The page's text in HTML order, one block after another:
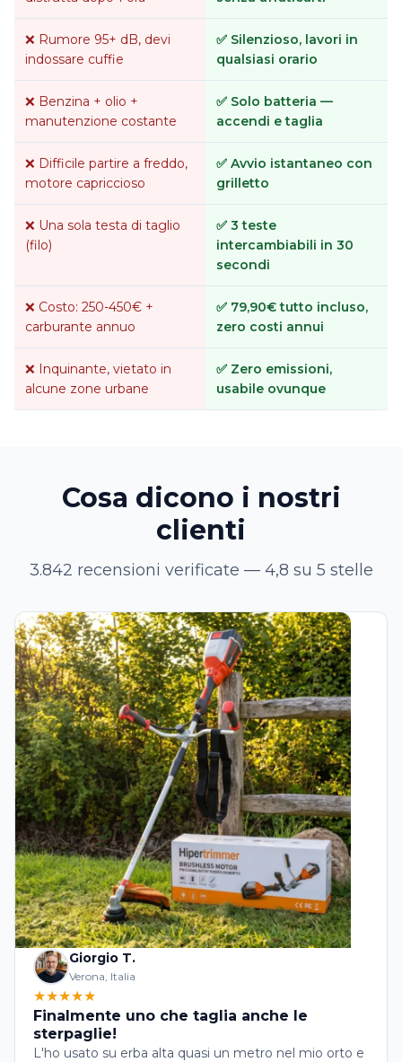
❌ Rumore 95+ dB, devi
indossare cuffie
✅ Silenzioso, lavori in
qualsiasi orario
❌ Benzina + olio +
manutenzione costante
✅ Solo batteria —
accendi e taglia
❌ Difficile partire a freddo,
motore capriccioso
✅ Avvio istantaneo con
grilletto
❌ Una sola testa di taglio
(filo)
✅ 3 teste
intercambiabili in 30
secondi
❌ Costo: 250-450€ +
carburante annuo
✅ 79,90€ tutto incluso,
zero costi annui
❌ Inquinante, vietato in
alcune zone urbane
✅ Zero emissioni,
usabile ovunque
Cosa dicono i nostri
clienti
3.842 recensioni verificate — 4,8 su 5 stelle
Giorgio T.
Verona, Italia
★★★★★
Finalmente uno che taglia anche le
sterpaglie!
L'ho usato su erba alta quasi un metro nel mio orto e